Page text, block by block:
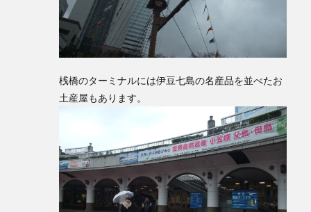
桟橋のターミナルには伊豆七島の名産品を並べたお
土産屋もあります。